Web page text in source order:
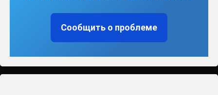
Сообщить о проблеме